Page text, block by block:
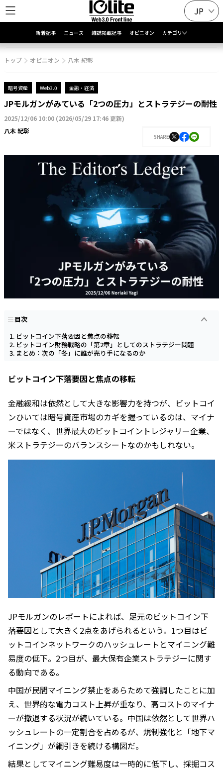
JP
新着記事 ニュース 雑誌掲載記事 オピニオン カテゴリ
トップ オピニオン 八木 紀彰
暗号資産 Web3.0 金融・経済
JPモルガンがみている「2つの圧力」とストラテジーの耐性
2025/12/06 10:00 (2026/05/29 17:46 更新)
八木 紀彰
SHARE
目次
ビットコイン下落要因と焦点の移転
ビットコイン財務戦略の「第2章」としてのストラテジー問題
まとめ：次の「冬」に誰が売り手になるのか
ビットコイン下落要因と焦点の移転
金融緩和は依然として大きな影響力を持つが、ビットコイ
ンひいては暗号資産市場のカギを握っているのは、マイナ
ーではなく、世界最大のビットコイントレジャリー企業、
米ストラテジーのバランスシートなのかもしれない。
JPモルガンのレポートによれば、足元のビットコイン下
落要因として大きく2点をあげられるという。1つ目はビ
ットコインネットワークのハッシュレートとマイニング難
易度の低下。2つ目が、最大保有企業ストラテジーに関す
る動向である。
中国が民間マイニング禁止をあらためて強調したことに加
え、世界的な電力コスト上昇が重なり、高コストのマイナ
ーが撤退する状況が続いている。中国は依然として世界ハ
ッシュレートの一定割合を占めるが、規制強化と「地下マ
イニング」が綱引きを続ける構図だ。
結果としてマイニング難易度は一時的に低下し、採掘コス